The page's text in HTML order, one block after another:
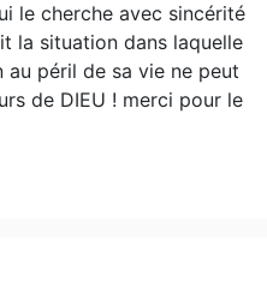
le cherche avec sincérité
la situation dans laquelle
péril de sa vie ne peut
de DIEU ! merci pour le